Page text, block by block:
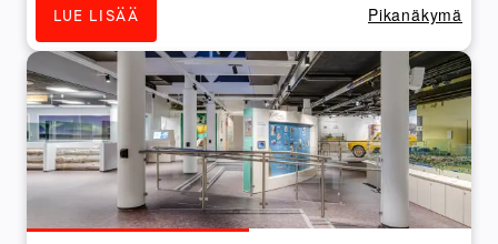
LUE LISÄÄ Pikanäkymä